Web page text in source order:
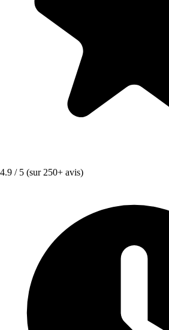
4.9 / 5 (sur 250+ avis)